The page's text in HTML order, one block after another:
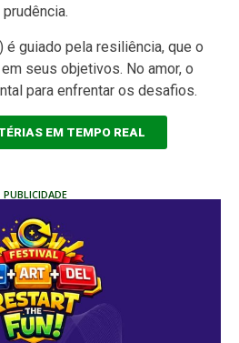
guiado pela resiliência, que o
seus objetivos. No amor, o
para enfrentar os desafios.
EM TEMPO REAL
PUBLICIDADE